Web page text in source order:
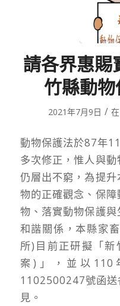
請各界惠賜
竹縣動
2021年7月9日 / 在
動物保護法於87年
多次修正，惟人與
仍層出不窮，為提
物的正確觀念、保
物、落實動物保護
和諧關係，本縣家
所)目前正研擬「
案)」，並以110
1102500247號函送
見。